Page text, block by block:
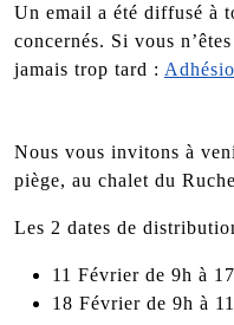
Un email a été diffusé à
concernés. Si vous
jamais trop tard :
Nous vous invitons à
piège, au chalet du
Les 2 dates de
11 Février de 9h à
18 Février de 9h à